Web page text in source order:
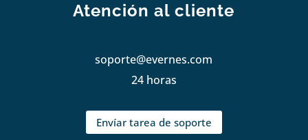
Atención al cliente
soporte@evernes.com
24 horas
Envíar tarea de soporte